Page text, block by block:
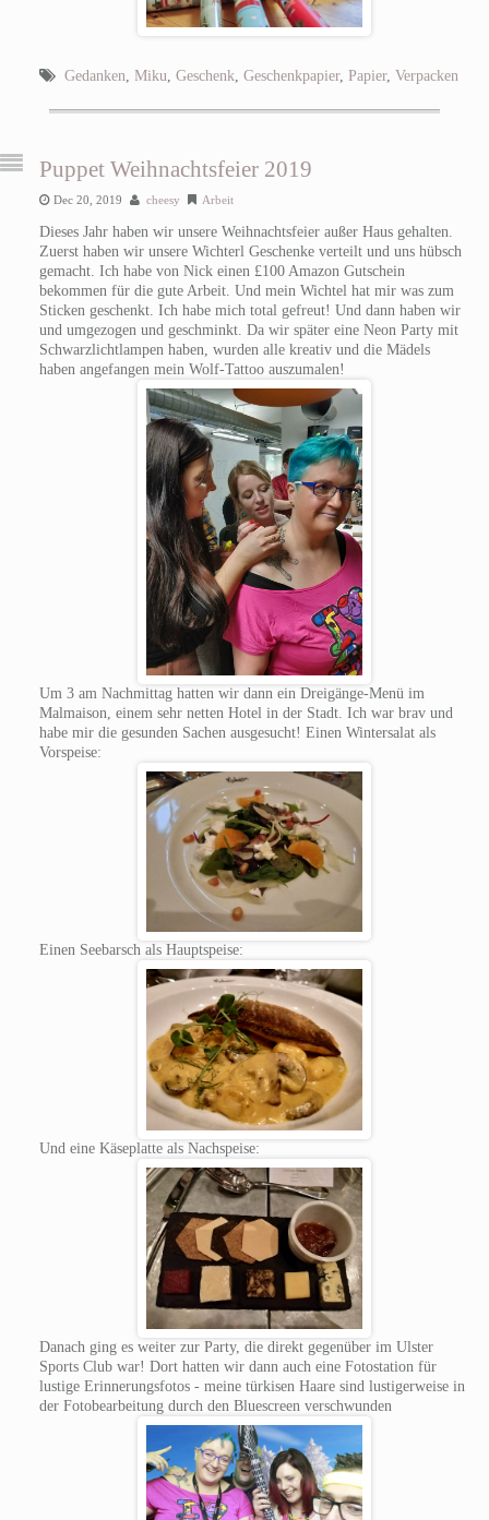
Gedanken Miku Geschenk Geschenkpapier, Papier, Verpacken
Puppet Weihnachtsfeier 2019
Dec 20, 2019 cheesy Arbeit
Dieses Jahr haben wir unsere Weihnachtsfeier außer Haus gehalten.
Zuerst haben wir unsere Wichterl Geschenke verteilt und uns hübsch
gemacht. Ich habe von Nick einen £100 Amazon Gutschein
bekommen für die gute Arbeit. Und mein Wichtel hat mir was zum
Sticken geschenkt. Ich habe mich total gefreut! Und dann haben wir
und umgezogen und geschminkt. Da wir später eine Neon Party mit
Schwarzlichtlampen haben, wurden alle kreativ und die Mädels
haben angefangen mein Wolf-Tattoo auszumalen!
Um 3 am Nachmittag hatten wir dann ein Dreigänge-Menü im
Malmaison, einem sehr netten Hotel in der Stadt. Ich war brav und
habe mir die gesunden Sachen ausgesucht! Einen Wintersalat als
Vorspeise:
Einen Seebarsch als Hauptspeise:
Und eine Käseplatte als Nachspeise:
Danach ging es weiter zur Party, die direkt gegenüber im Ulster
Sports Club war! Dort hatten wir dann auch eine Fotostation für
lustige Erinnerungsfotos - meine türkisen Haare sind lustigerweise in
der Fotobearbeitung durch den Bluescreen verschwunden